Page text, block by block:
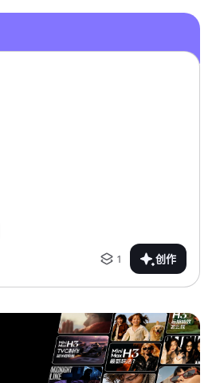
1
创作